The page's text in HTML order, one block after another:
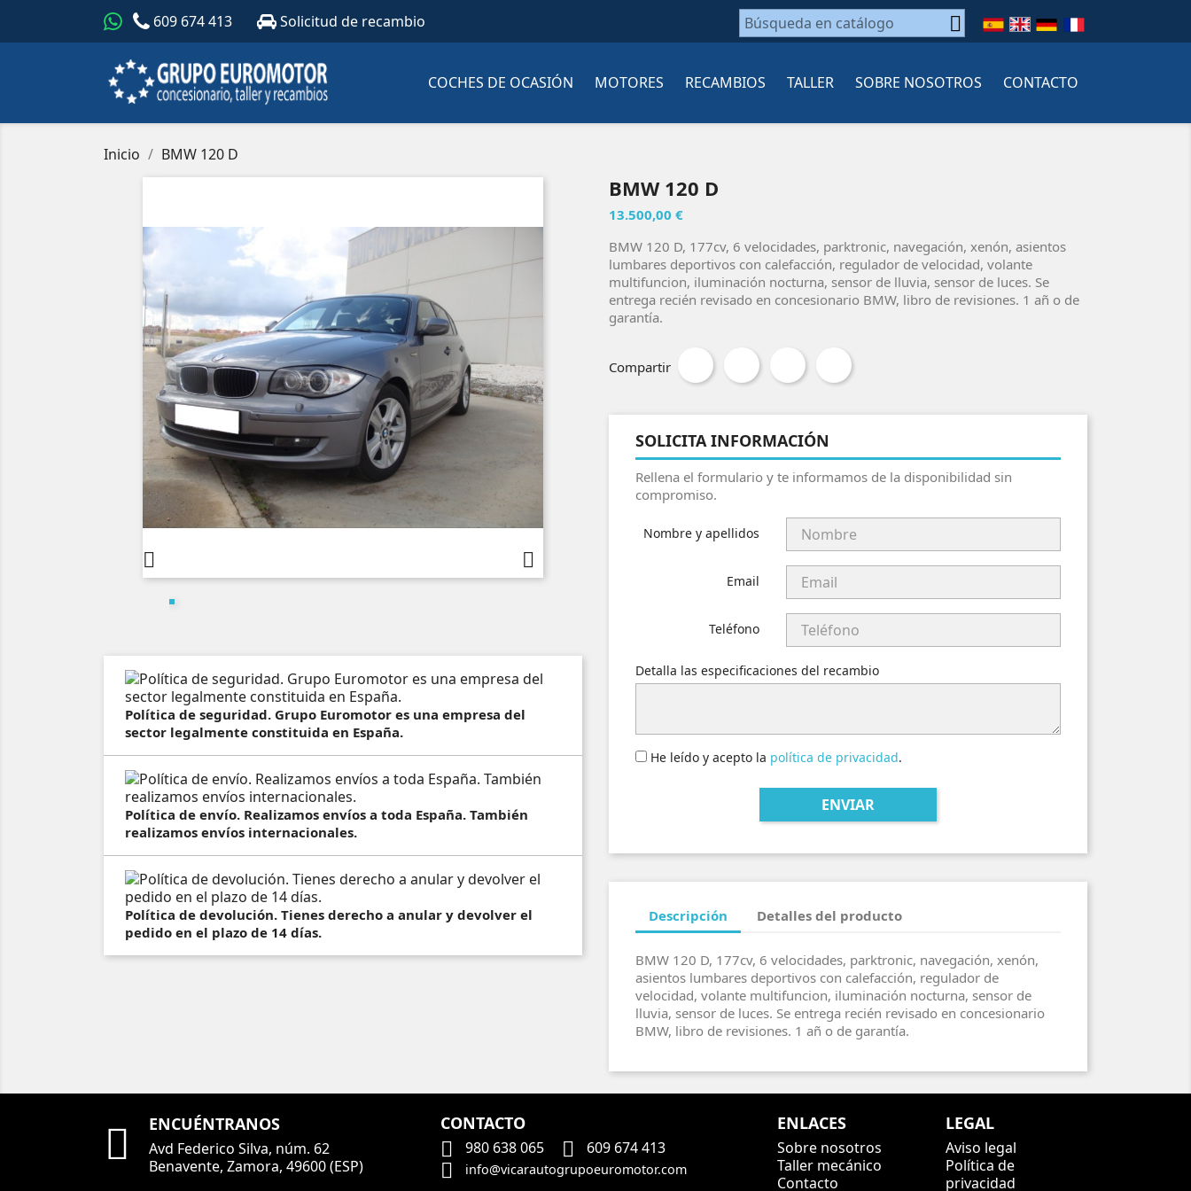
609 674 413 Solicitud de recambio 
COCHES DE OCASIÓN MOTORES RECAMBIOS TALLER SOBRE NOSOTROS CONTACTO
Inicio BMW 120 D
 
Política de seguridad. Grupo Euromotor es una empresa del
sector legalmente constituida en España.
Política de envío. Realizamos envíos a toda España. También
realizamos envíos internacionales.
Política de devolución. Tienes derecho a anular y devolver el
pedido en el plazo de 14 días.
BMW 120 D
13.500,00 €
BMW 120 D, 177cv, 6 velocidades, parktronic, navegación, xenón, asientos
lumbares deportivos con calefacción, regulador de velocidad, volante
multifuncion, iluminación nocturna, sensor de lluvia, sensor de luces. Se
entrega recién revisado en concesionario BMW, libro de revisiones. 1 añ o de
garantía.
Compartir
SOLICITA INFORMACIÓN
Rellena el formulario y te informamos de la disponibilidad sin
compromiso.
Nombre y apellidos
Email
Teléfono
Detalla las especificaciones del recambio
He leído y acepto la política de privacidad.
Descripción Detalles del producto
BMW 120 D, 177cv, 6 velocidades, parktronic, navegación, xenón,
asientos lumbares deportivos con calefacción, regulador de
velocidad, volante multifuncion, iluminación nocturna, sensor de
lluvia, sensor de luces. Se entrega recién revisado en concesionario
BMW, libro de revisiones. 1 añ o de garantía.
 ENCUÉNTRANOS
Avd Federico Silva, núm. 62
Benavente, Zamora, 49600 (ESP)
CONTACTO
 980 638 065  609 674 413
 info@vicarautogrupoeuromotor.com
ENLACES
Sobre nosotros
Taller mecánico
Contacto
LEGAL
Aviso legal
Política de
privacidad